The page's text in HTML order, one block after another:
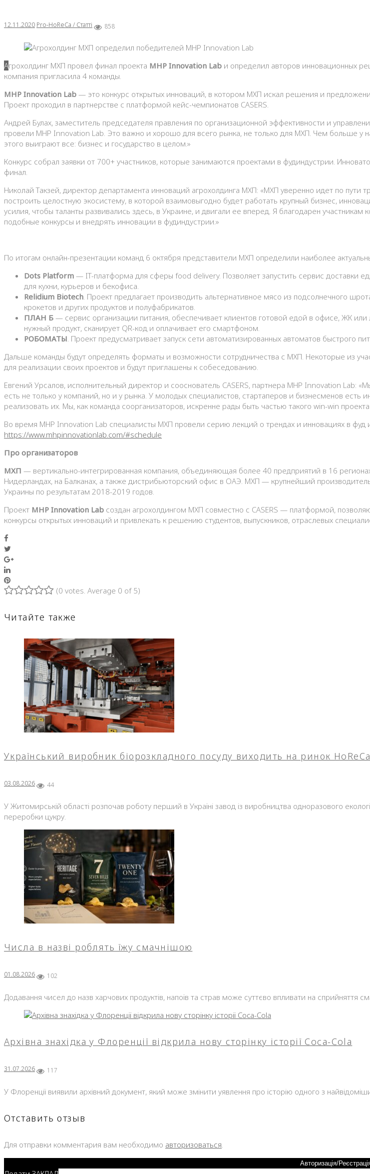
12.11.2020 Pro-HoReCa / Статті 858
Агрохолдинг МХП провел финал проекта MHP Innovation Lab и определил авторов инновационных
компания пригласила 4 команды.
MHP Innovation Lab — это конкурс открытых инноваций, в котором МХП искал решения и
Проект проходил в партнерстве с платформой кейс-чемпионатов CASERS.
Андрей Булах, заместитель председателя правления по организационной эффективности и
провели MHP Innovation Lab. Это важно и хорошо для всего рынка, не только для МХП. Чем больше у
этого выиграют все: бизнес и государство в целом.»
Конкурс собрал заявки от 700+ участников, которые занимаются проектами в фудиндустрии.
финал.
Николай Такзей, директор департамента инноваций агрохолдинга МХП: «МХП уверенно идет по
построить целостную экосистему, в которой взаимовыгодно будет работать крупный бизнес,
усилия, чтобы таланты развивались здесь, в Украине, и двигали ее вперед. Я благодарен
подобные конкурсы и внедрять инновации в фудиндустрии.»
По итогам онлайн-презентации команд 6 октября представители МХП определили наиболее
Dots Platform — IT-платформа для сферы food delivery. Позволяет запустить сервис доставки
для кухни, курьеров и бекофиса.
Relidium Biotech . Проект предлагает производить альтернативное мясо из подсолнечного
крокетов и других продуктов и полуфабрикатов.
ПЛАН Б — сервис организации питания, обеспечивает клиентов готовой едой в офисе, ЖК
нужный продукт, сканирует QR-код и оплачивает его смартфоном.
РОБОМАТЫ . Проект предусматривает запуск сети автоматизированных автоматов быстрого
Дальше команды будут определять форматы и возможности сотрудничества с МХП. Некоторые из
для реализации своих проектов и будут приглашены к собеседованию.
Евгений Урсалов, исполнительный директор и сооснователь CASERS, партнера MHP Innovation Lab:
есть не только у компаний, но и у рынка. У молодых специалистов, стартаперов и бизнесменов
реализовать их. Мы, как команда соорганизаторов, искренне рады быть частью такого win-win
Во время MHP Innovation Lab специалисты МХП провели серию лекций о трендах и инновациях в
https://www.mhpinnovationlab.com/#schedule
Про организаторов
МХП — вертикально-интегрированная компания, объединяющая более 40 предприятий в 16
Нидерландах, на Балканах, а также дистрибьюторский офис в ОАЭ. МХП — крупнейший
Украины по результатам 2018-2019 годов.
Проект MHP Innovation Lab создан агрохолдингом МХП совместно с CASERS — платформой,
конкурсы открытых инноваций и привлекать к решению студентов, выпускников, отраслевых
Google+
LinkedIn
Pinterest
(0 votes . Average 0 of 5)
Читайте также
Український виробник біорозкладного посуду виходить на ринок
03.08.2026 44
У Житомирській області розпочав роботу перший в Україні завод із виробництва одноразового
переробки цукру.
Числа в назві роблять їжу смачнішою
01.08.2026 102
Додавання чисел до назв харчових продуктів, напоїв та страв може суттєво впливати на сприйняття
Архівна знахідка у Флоренції відкрила нову сторінку історії Coca-Cola
31.07.2026 117
У Флоренції виявили архівний документ, який може змінити уявлення про історію одного з
Отставить отзыв
Для отправки комментария вам необходимо авторизоваться.
Авторизація/